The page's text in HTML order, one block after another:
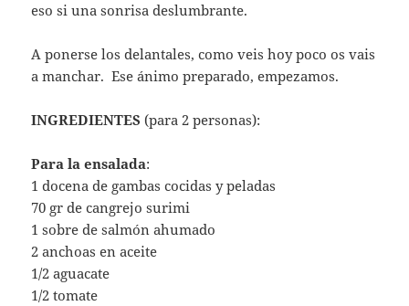
eso si una sonrisa deslumbrante.
A ponerse los delantales, como veis hoy poco os vais
a manchar. Ese ánimo preparado, empezamos.
INGREDIENTES (para 2 personas):
Para la ensalada:
1 docena de gambas cocidas y peladas
70 gr de cangrejo surimi
1 sobre de salmón ahumado
2 anchoas en aceite
1/2 aguacate
1/2 tomate